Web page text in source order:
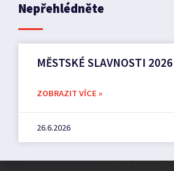
Náměstí 36,
542 42 Pilníkov
Nepřehlédněte
MĚSTSKÉ SLAVNOSTI 2026
ZOBRAZIT VÍCE »
26.6.2026